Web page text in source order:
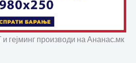
гејминг производи на Ананас.мк